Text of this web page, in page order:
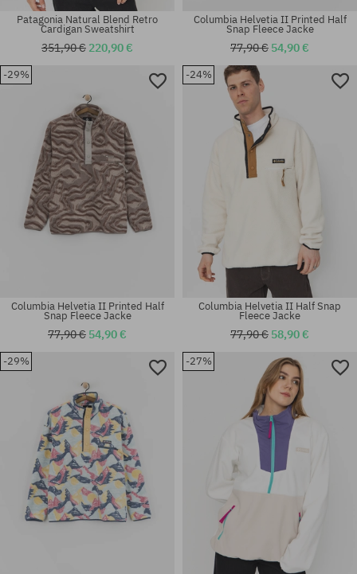
Verfügbare Größen:
Verfügbare Größen:
Verfügbare Größen:
Patagonia Natural Blend Retro
Cardigan Sweatshirt
351,90 € 220,90 €
Verfügbare Größen:
Columbia Helvetia II Printed Half
Snap Fleece Jacke
77,90 € 54,90 €
-29%
Columbia Helvetia II Printed Half
Snap Fleece Jacke
77,90 € 54,90 €
-24%
Columbia Helvetia II Half Snap
Fleece Jacke
77,90 € 58,90 €
-29% -27%